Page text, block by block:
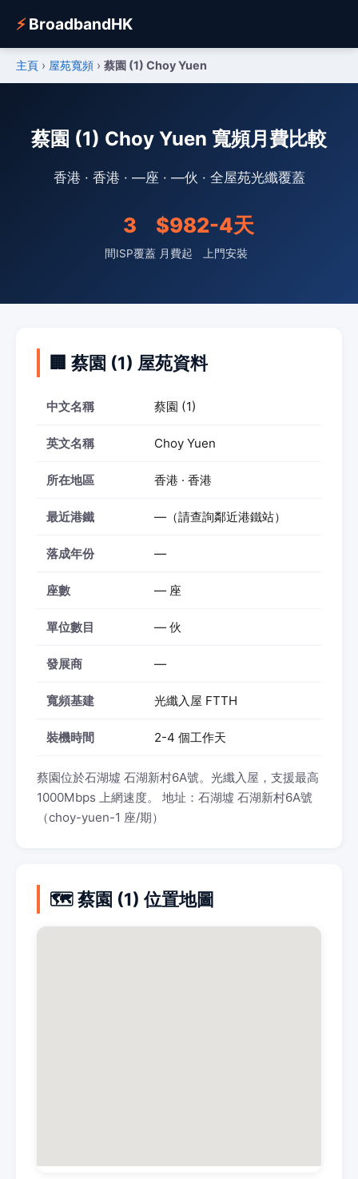
⚡BroadbandHK
主頁 › 屋苑寬頻 › 蔡園 (1) Choy Yuen
蔡園 (1) Choy Yuen 寬頻月費比較
香港 · 香港 · —座 · —伙 · 全屋苑光纖覆蓋
3
間ISP覆蓋
$98
月費起
2-4天
上門安裝
🏢 蔡園 (1) 屋苑資料
中文名稱 蔡園 (1)
英文名稱 Choy Yuen
所在地區 香港 · 香港
最近港鐵 —（請查詢鄰近港鐵站）
落成年份 —
座數 — 座
單位數目 — 伙
發展商 —
寬頻基建 光纖入屋 FTTH
裝機時間 2-4 個工作天
蔡園位於石湖墟 石湖新村6A號。光纖入屋，支援最高
1000Mbps 上網速度。 地址：石湖墟 石湖新村6A號
（choy-yuen-1 座/期）
🗺️ 蔡園 (1) 位置地圖